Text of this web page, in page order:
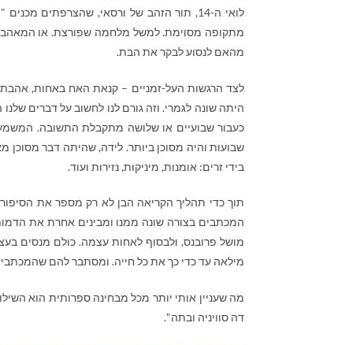
לואי ה-14, תור הזהב של ורסאי, שהצרפתים
מתקופה מסוימת. למשל מלחמה שפורצת. או
מהאם לנסוע לבקר את הבת.
לצד הרגשות העל-זמניים – קנאת האח באחות,
היתה שונה לגמרי. וזה גורם לנו לחשוב על דברים
כעבור שבועיים או שלושה מתקבלת התשובה.
שבועות והיה מסוכן ביותר. לידה, שהיתה דבר מסוכן
בידי זרים: אומנות, מיניקות, נזירות ועוד.
תוך כדי תהליך הקריאה הבן לא רק מספר את
המכתבים בצורה שונה ממנו ומבינים אחרת את
מושל פרובנס, ולבסוף לאחות עצמה. כולם מנסים
מילאה עד כדי כך את כל חייה. ומסתבר להם
מה שעניין אותי יותר מכל מבחינה ספרותית הוא
דה סוויניה ובתה".